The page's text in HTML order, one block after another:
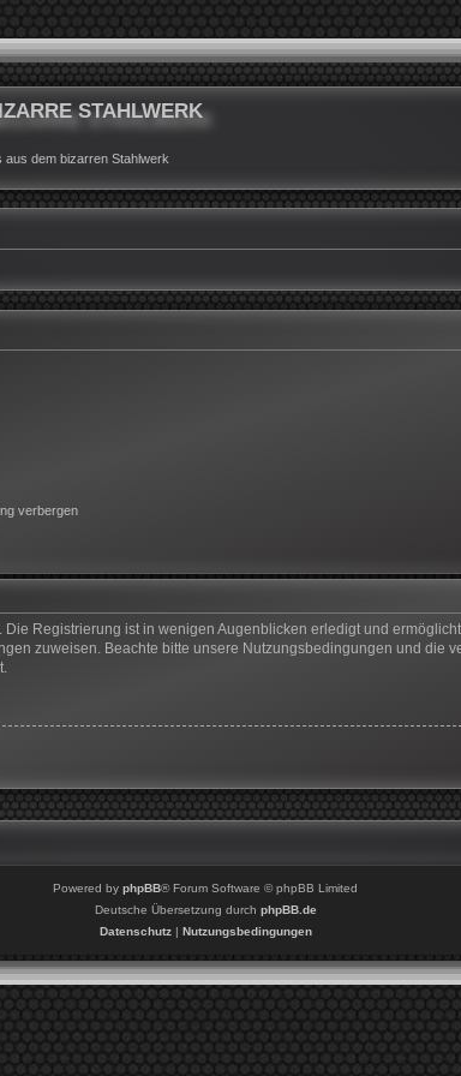
STAHLWERK
aus dem bizarren Stahlwerk
verbergen
Registrierung ist in wenigen Augenblicken erledigt und
zuweisen. Beachte bitte unsere Nutzungsbedingungen und die
Powered by phpBB® Forum Software © phpBB Limited
Deutsche Übersetzung durch phpBB.de
Datenschutz| Nutzungsbedingungen